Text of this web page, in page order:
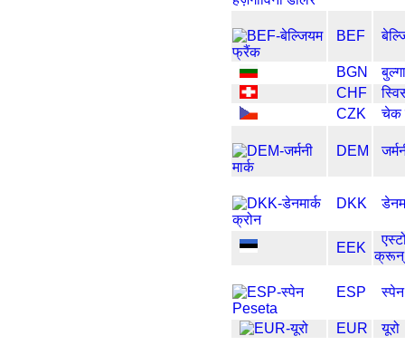
BEF
BGN
CHF
CZK
चेक
DEM
DKK
EEK
क्रून्
ESP
EUR यूरो